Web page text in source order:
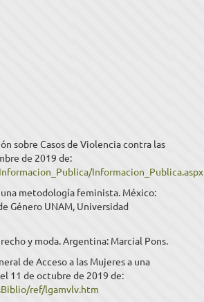
sobre Casos de Violencia contra las
de 2019 de:
Informacion_Publica.aspx
metodología feminista. México:
Género UNAM, Universidad
y moda. Argentina: Marcial Pons.
de Acceso a las Mujeres a una
11 de octubre de 2019 de:
ref/lgamvlv.htm